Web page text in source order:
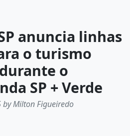
anuncia linhas
o turismo
o
SP + Verde
by Milton Figueiredo